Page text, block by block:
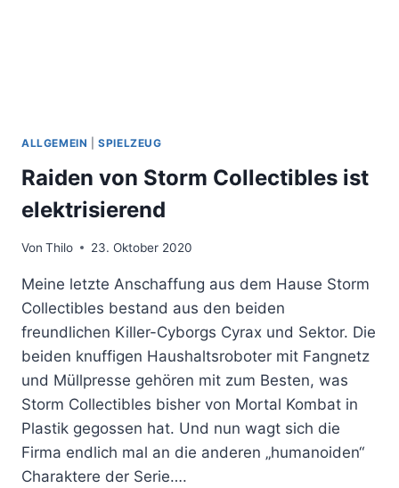
ALLGEMEIN |SPIELZEUG
Raiden von Storm Collectibles ist
elektrisierend
Von Thilo 23. Oktober 2020
Meine letzte Anschaffung aus dem Hause Storm
Collectibles bestand aus den beiden
freundlichen Killer-Cyborgs Cyrax und Sektor. Die
beiden knuffigen Haushaltsroboter mit Fangnetz
und Müllpresse gehören mit zum Besten, was
Storm Collectibles bisher von Mortal Kombat in
Plastik gegossen hat. Und nun wagt sich die
Firma endlich mal an die anderen „humanoiden“
Charaktere der Serie….